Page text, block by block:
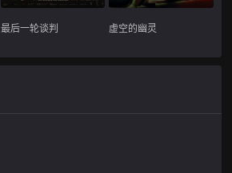
最后一轮谈判 虚空的幽灵